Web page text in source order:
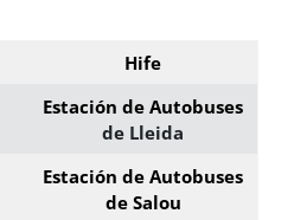
Hife
Estación de Autobuses
de Lleida
Estación de Autobuses
de Salou